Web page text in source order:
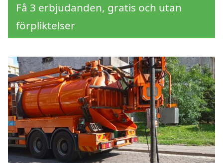
Få 3 erbjudanden, gratis och utan
förpliktelser